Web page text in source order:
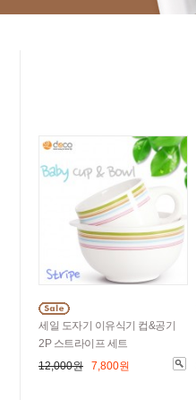
세일 도자기 이유식기 컵&공기
2P 스트라이프 세트
12,000원 7,800원